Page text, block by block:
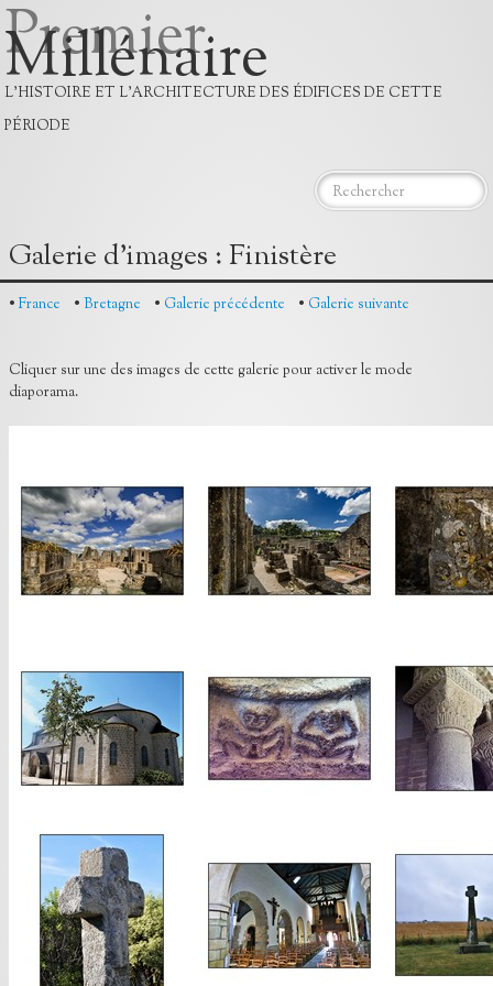
Premier
Millénaire
L'HISTOIRE ET L'ARCHITECTURE DES ÉDIFICES DE CETTE
PÉRIODE
Histoire
Monuments
Galerie d'images : Finistère
• France • Bretagne • Galerie précédente • Galerie suivante
Cliquer sur une des images de cette galerie pour activer le mode
diaporama.